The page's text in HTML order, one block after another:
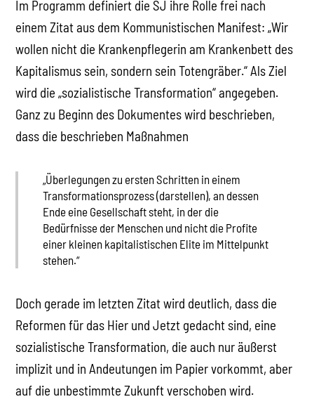
Im Programm definiert die SJ ihre Rolle frei nach
einem Zitat aus dem Kommunistischen Manifest: „Wir
wollen nicht die Krankenpflegerin am Krankenbett des
Kapitalismus sein, sondern sein Totengräber.“ Als Ziel
wird die „sozialistische Transformation“ angegeben.
Ganz zu Beginn des Dokumentes wird beschrieben,
dass die beschrieben Maßnahmen
„Überlegungen zu ersten Schritten in einem
Transformationsprozess (darstellen), an dessen
Ende eine Gesellschaft steht, in der die
Bedürfnisse der Menschen und nicht die Profite
einer kleinen kapitalistischen Elite im Mittelpunkt
stehen.“
Doch gerade im letzten Zitat wird deutlich, dass die
Reformen für das Hier und Jetzt gedacht sind, eine
sozialistische Transformation, die auch nur äußerst
implizit und in Andeutungen im Papier vorkommt, aber
auf die unbestimmte Zukunft verschoben wird.